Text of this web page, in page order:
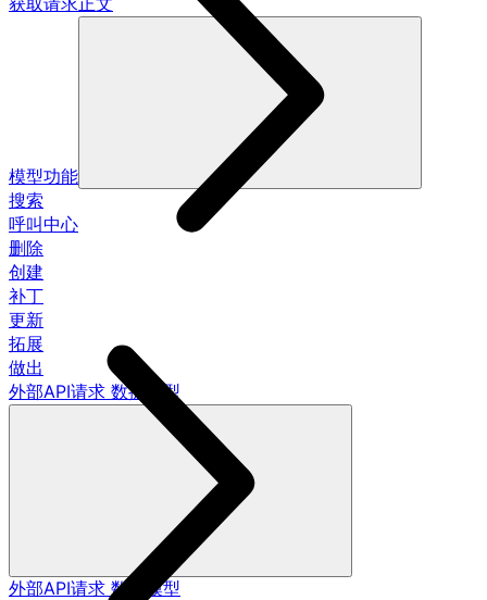
模型功能
搜索
呼叫中心
删除
创建
补丁
更新
拓展
做出
外部API请求 数据模型
外部API请求 数据模型